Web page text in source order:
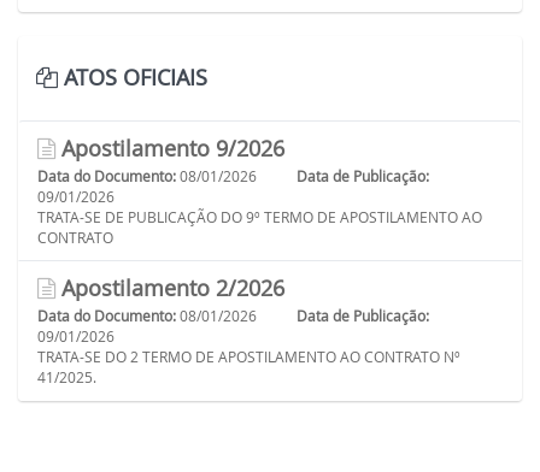
ATOS OFICIAIS
Apostilamento 9/2026
Data do Documento: 08/01/2026
Data de Publicação:
09/01/2026
TRATA-SE DE PUBLICAÇÃO DO 9º TERMO DE APOSTILAMENTO AO
CONTRATO
Apostilamento 2/2026
Data do Documento: 08/01/2026
Data de Publicação:
09/01/2026
TRATA-SE DO 2 TERMO DE APOSTILAMENTO AO CONTRATO Nº
41/2025.